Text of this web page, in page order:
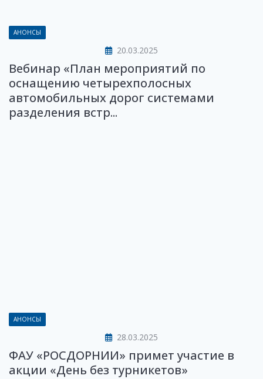
АНОНСЫ
20.03.2025
Вебинар «План мероприятий по
оснащению четырехполосных
автомобильных дорог системами
разделения встр...
АНОНСЫ
28.03.2025
ФАУ «РОСДОРНИИ» примет участие в
акции «День без турникетов»